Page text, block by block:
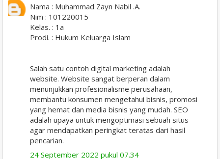
Nama : Muhammad Zayn Nabil .A.
Nim : 101220015
Kelas. : 1a
Prodi. : Hukum Keluarga Islam
Salah satu contoh digital marketing adalah
website. Website sangat berperan dalam
menunjukkan profesionalisme perusahaan,
membantu konsumen mengetahui bisnis, promosi
yang hemat dan media bisnis yang mudah. SEO
adalah upaya untuk mengoptimasi sebuah situs
agar mendapatkan peringkat teratas dari hasil
pencarian.
24 September 2022 pukul 07.34